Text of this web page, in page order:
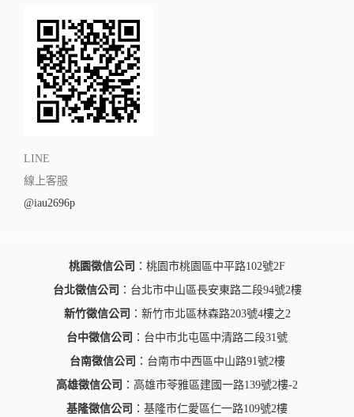
LINE
線上客服
@iau2696p
桃園徵信公司 ：桃園市桃園區中平路102號2F
台北徵信公司 ：台北市中山區長安東路二段94號2樓
新竹徵信公司 ：新竹市北區林森路203號4樓之2
台中徵信公司 ：台中市北屯區中清路二段31號
台南徵信公司 ：台南市中西區中山路91號2樓
高雄徵信公司 ：高雄市苓雅區建國一路139號2樓-2
基隆徵信公司 ：基隆市仁愛區仁一路109號2樓